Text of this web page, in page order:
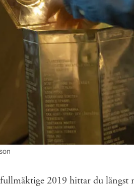
2019 hittar du längst